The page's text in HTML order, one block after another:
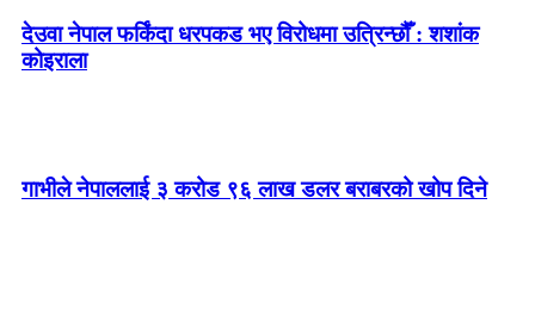
देउवा नेपाल फर्किंदा धरपकड भए विरोधमा उत्रिन्छौँ : शशांक
कोइराला
गाभीले नेपाललाई ३ करोड ९६ लाख डलर बराबरको खोप दिने